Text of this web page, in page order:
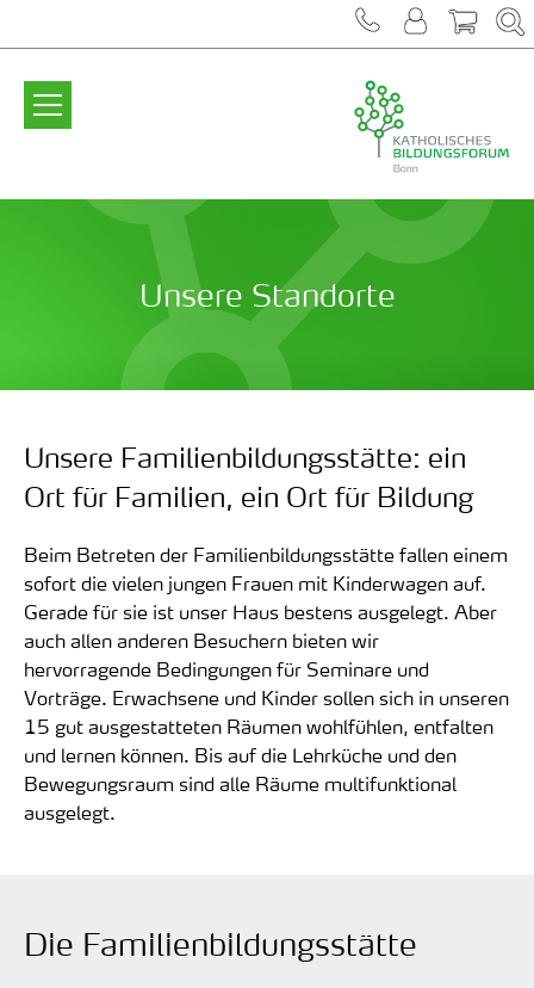
Unsere Standorte
Unsere Familienbildungsstätte: ein
Ort für Familien, ein Ort für Bildung
Beim Betreten der Familienbildungsstätte fallen einem
sofort die vielen jungen Frauen mit Kinderwagen auf.
Gerade für sie ist unser Haus bestens ausgelegt. Aber
auch allen anderen Besuchern bieten wir
hervorragende Bedingungen für Seminare und
Vorträge. Erwachsene und Kinder sollen sich in unseren
15 gut ausgestatteten Räumen wohlfühlen, entfalten
und lernen können. Bis auf die Lehrküche und den
Bewegungsraum sind alle Räume multifunktional
ausgelegt.
Die Familienbildungsstätte